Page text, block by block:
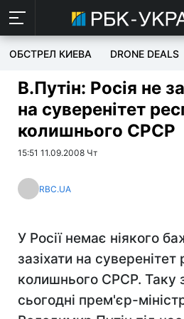
ОБСТРЕЛ КИЕВА DRONE DEALS
В.Путін: Росія не
на суверенітет
колишнього СРСР
15:51 11.09.2008 Чт
RBC.UA
У Росії немає ніякого
зазіхати на суверенітет
колишнього СРСР. Таку
сьогодні прем'єр-